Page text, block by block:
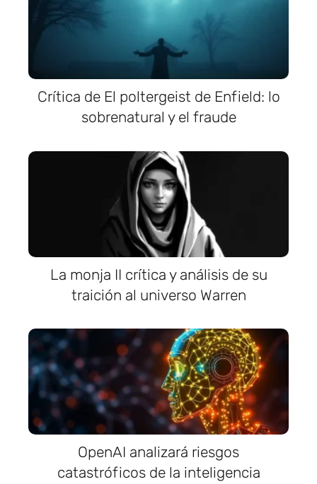
Crítica de El poltergeist de Enfield: lo
sobrenatural y el fraude
La monja II crítica y análisis de su
traición al universo Warren
OpenAI analizará riesgos
catastróficos de la inteligencia